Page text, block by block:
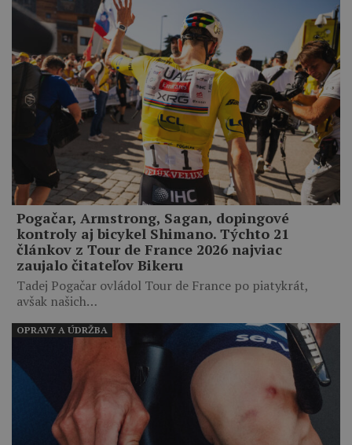
Pogačar, Armstrong, Sagan, dopingové
kontroly aj bicykel Shimano. Týchto 21
článkov z Tour de France 2026 najviac
zaujalo čitateľov Bikeru
Tadej Pogačar ovládol Tour de France po piatykrát,
avšak našich…
OPRAVY A ÚDRŽBA